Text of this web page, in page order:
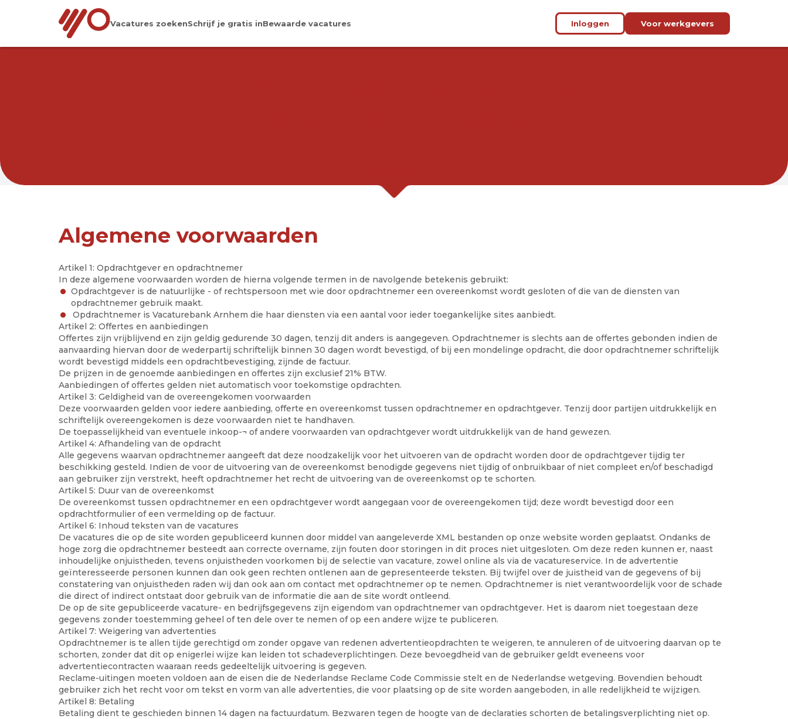
Vacatures zoekenSchrijf je gratis inBewaarde vacatures Inloggen Voor werkgevers
Algemene voorwaarden
Artikel 1: Opdrachtgever en opdrachtnemer
In deze algemene voorwaarden worden de hierna volgende termen in de navolgende betekenis gebruikt:
Opdrachtgever is de natuurlijke - of rechtspersoon met wie door opdrachtnemer een overeenkomst wordt gesloten of die van de diensten van
opdrachtnemer gebruik maakt.
Opdrachtnemer is Vacaturebank Arnhem die haar diensten via een aantal voor ieder toegankelijke sites aanbiedt.
Artikel 2: Offertes en aanbiedingen
Offertes zijn vrijblijvend en zijn geldig gedurende 30 dagen, tenzij dit anders is aangegeven. Opdrachtnemer is slechts aan de offertes gebonden indien de
aanvaarding hiervan door de wederpartij schriftelijk binnen 30 dagen wordt bevestigd, of bij een mondelinge opdracht, die door opdrachtnemer schriftelijk
wordt bevestigd middels een opdrachtbevestiging, zijnde de factuur.
De prijzen in de genoemde aanbiedingen en offertes zijn exclusief 21% BTW.
Aanbiedingen of offertes gelden niet automatisch voor toekomstige opdrachten.
Artikel 3: Geldigheid van de overeengekomen voorwaarden
Deze voorwaarden gelden voor iedere aanbieding, offerte en overeenkomst tussen opdrachtnemer en opdrachtgever. Tenzij door partijen uitdrukkelijk en
schriftelijk overeengekomen is deze voorwaarden niet te handhaven.
De toepasselijkheid van eventuele inkoop-¬ of andere voorwaarden van opdrachtgever wordt uitdrukkelijk van de hand gewezen.
Artikel 4: Afhandeling van de opdracht
Alle gegevens waarvan opdrachtnemer aangeeft dat deze noodzakelijk voor het uitvoeren van de opdracht worden door de opdrachtgever tijdig ter
beschikking gesteld. Indien de voor de uitvoering van de overeenkomst benodigde gegevens niet tijdig of onbruikbaar of niet compleet en/of beschadigd
aan gebruiker zijn verstrekt, heeft opdrachtnemer het recht de uitvoering van de overeenkomst op te schorten.
Artikel 5: Duur van de overeenkomst
De overeenkomst tussen opdrachtnemer en een opdrachtgever wordt aangegaan voor de overeengekomen tijd; deze wordt bevestigd door een
opdrachtformulier of een vermelding op de factuur.
Artikel 6: Inhoud teksten van de vacatures
De vacatures die op de site worden gepubliceerd kunnen door middel van aangeleverde XML bestanden op onze website worden geplaatst. Ondanks de
hoge zorg die opdrachtnemer besteedt aan correcte overname, zijn fouten door storingen in dit proces niet uitgesloten. Om deze reden kunnen er, naast
inhoudelijke onjuistheden, tevens onjuistheden voorkomen bij de selectie van vacature, zowel online als via de vacatureservice. In de advertentie
geïnteresseerde personen kunnen dan ook geen rechten ontlenen aan de gepresenteerde teksten. Bij twijfel over de juistheid van de gegevens of bij
constatering van onjuistheden raden wij dan ook aan om contact met opdrachtnemer op te nemen. Opdrachtnemer is niet verantwoordelijk voor de schade
die direct of indirect ontstaat door gebruik van de informatie die aan de site wordt ontleend.
De op de site gepubliceerde vacature- en bedrijfsgegevens zijn eigendom van opdrachtnemer van opdrachtgever. Het is daarom niet toegestaan deze
gegevens zonder toestemming geheel of ten dele over te nemen of op een andere wijze te publiceren.
Artikel 7: Weigering van advertenties
Opdrachtnemer is te allen tijde gerechtigd om zonder opgave van redenen advertentieopdrachten te weigeren, te annuleren of de uitvoering daarvan op te
schorten, zonder dat dit op enigerlei wijze kan leiden tot schadeverplichtingen. Deze bevoegdheid van de gebruiker geldt eveneens voor
advertentiecontracten waaraan reeds gedeeltelijk uitvoering is gegeven.
Reclame-uitingen moeten voldoen aan de eisen die de Nederlandse Reclame Code Commissie stelt en de Nederlandse wetgeving. Bovendien behoudt
gebruiker zich het recht voor om tekst en vorm van alle advertenties, die voor plaatsing op de site worden aangeboden, in alle redelijkheid te wijzigen.
Artikel 8: Betaling
Betaling dient te geschieden binnen 14 dagen na factuurdatum. Bezwaren tegen de hoogte van de declaraties schorten de betalingsverplichting niet op.